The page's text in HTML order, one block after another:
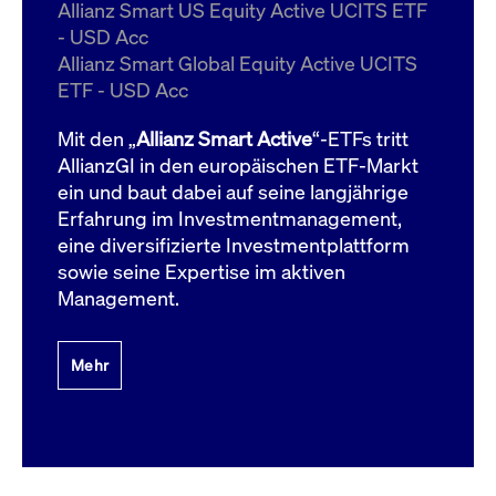
Allianz Smart US Equity Active UCITS ETF
- USD Acc
Allianz Smart Global Equity Active UCITS
ETF - USD Acc
Mit den „Allianz Smart Active“-ETFs tritt
AllianzGI in den europäischen ETF-Markt
ein und baut dabei auf seine langjährige
Erfahrung im Investmentmanagement,
eine diversifizierte Investmentplattform
sowie seine Expertise im aktiven
Management.
Mehr
ApplicationGatewayAffinityCORS
boerse.com
Domain
bis